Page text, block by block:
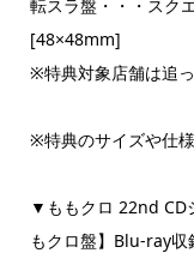
転スラ盤・・・スク
[48×48mm]
※特典対象店舗は追
※特典のサイズや仕
▼ももクロ 22nd CD
もクロ盤】Blu-ray収